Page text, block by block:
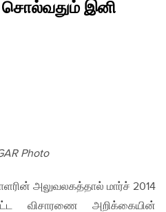
இனி
Photo
அலுவலகத்தால் மார்ச் 2014
விசாரணை அறிக்கையின்